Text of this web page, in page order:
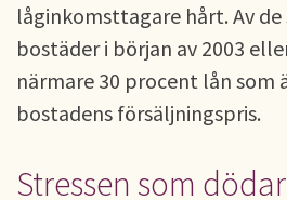
låginkomsttagare hårt. Av
bostäder i början av 2003
närmare 30 procent lån som
bostadens försäljningspris.
Stressen som dödar